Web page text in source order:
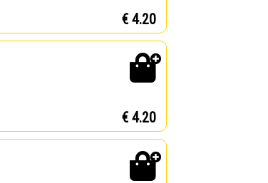
€ 4.20
€ 4.20